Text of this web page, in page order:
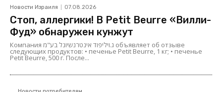
Новости Израиля 07.08.2026
Стоп, аллергики! В Petit Beurre «Вилли-
Фуд» обнаружен кунжут
Компания ג.ויליפוד אינטרנשיונל בע"מ объявляет об отзыве
следующих продуктов: • печенье Petit Beurre, 1 кг; • печенье
Petit Beurre, 500 г. После...